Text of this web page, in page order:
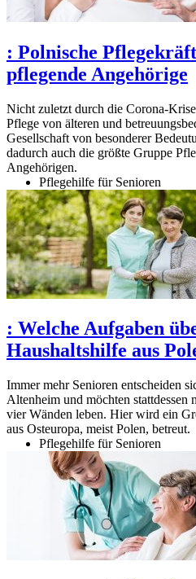
: Polnische
pflegende Angehörige
Nicht zuletzt durch die Corona-
Pflege von älteren und
Gesellschaft von besonderer
dadurch auch die größte Gruppe
Angehörigen.
Pflegehilfe für Senioren
: Welche Aufgaben
Haushaltshilfe aus
Immer mehr Senioren entscheiden
Altenheim und möchten stattdessen
vier Wänden leben. Hier wird ein
aus Osteuropa, meist Polen, betreut.
Pflegehilfe für Senioren